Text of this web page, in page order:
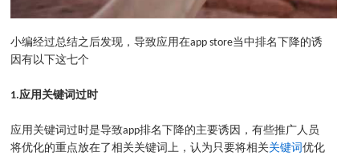
小编经过总结之后发现，导致应用在app store当中排名下降的诱
因有以下这七个
1.应用关键词过时
应用关键词过时是导致app排名下降的主要诱因，有些推广人员
将优化的重点放在了相关关键词上，认为只要将相关关键词 优化